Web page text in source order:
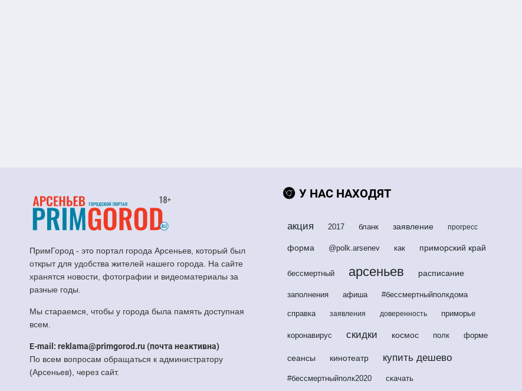
ПримГород - это портал города Арсеньев, который был
открыт для удобства жителей нашего города. На сайте
хранятся новости, фотографии и видеоматериалы за
разные годы.
Мы стараемся, чтобы у города была память доступная
всем.
E-mail: reklama@primgorod.ru (почта неактивна)
По всем вопросам обращаться к администратору
(Арсеньев), через сайт.
У НАС НАХОДЯТ
акция 2017 бланк заявление прогресс
форма @polk.arsenev как приморский край
бессмертный арсеньев расписание
заполнения афиша #бессмертныйполкдома
справка заявления доверенность приморье
коронавирус скидки космос полк форме
сеансы кинотеатр купить дешево
#бессмертныйполк2020 скачать